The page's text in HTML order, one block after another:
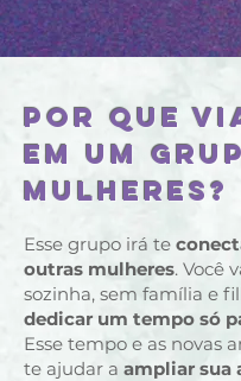
POR QUE
EM UM
MULHERES?
Esse grupo irá te
outras mulheres. Você
sozinha, sem família e
dedicar um tempo só
Esse tempo e as novas
te ajudar a ampliar sua